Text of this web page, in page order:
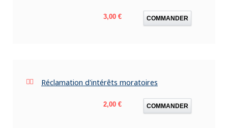
Prix
3,00 € COMMANDER
Réclamation d'intérêts moratoires
Prix
2,00 € COMMANDER